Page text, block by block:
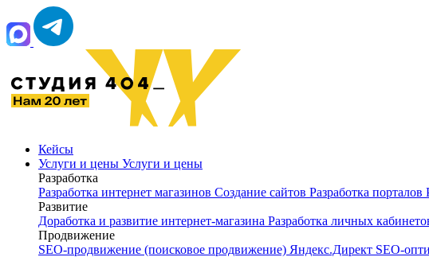
Кейсы
Услуги и цены Услуги и цены
Разработка
Разработка интернет магазинов Создание сайтов Разработка порталов
Развитие
Доработка и развитие интернет‑магазина Разработка личных
Продвижение
SEO-продвижение (поисковое продвижение) Яндекс.Директ SEO-